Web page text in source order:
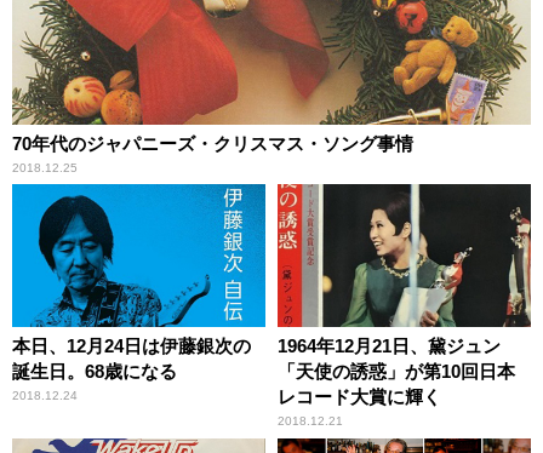
70年代のジャパニーズ・クリスマス・ソング事情
2018.12.25
本日、12月24日は伊藤銀次の
誕生日。68歳になる
2018.12.24
1964年12月21日、黛ジュン
「天使の誘惑」が第10回日本
レコード大賞に輝く
2018.12.21